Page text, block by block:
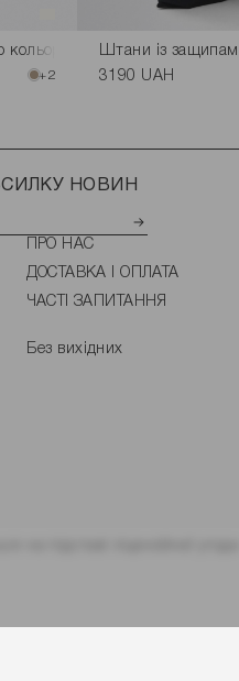
+2
Штани із
3190 UAH
НОВИН
ПРО НАС
ДОСТАВКА І ОПЛАТА
ЧАСТІ ЗАПИТАННЯ
Без вихідних